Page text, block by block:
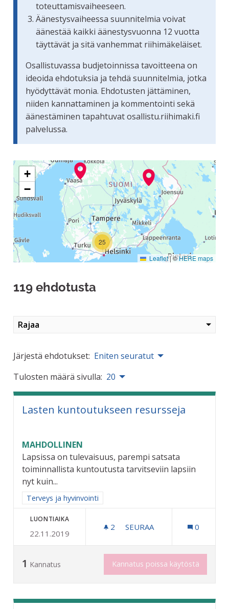
toteuttamisvaiheeseen.
Äänestysvaiheessa suunnitelmia voivat
äänestää kaikki äänestysvuonna 12 vuotta
täyttävät ja sitä vanhemmat riihimäkeläiset.
Osallistuvassa budjetoinnissa tavoitteena on
ideoida ehdotuksia ja tehdä suunnitelmia, jotka
hyödyttävät monia. Ehdotusten jättäminen,
niiden kannattaminen ja kommentointi sekä
äänestäminen tapahtuvat osallistu.riihimaki.fi
palvelussa.
Seuraavassa elementissä on kartta, joka esittää
25
+
−
Leaflet|©HERE maps
119 ehdotusta
Rajaa
Järjestä ehdotukset: Eniten seuratut
Tulosten määrä sivulla: 20
Lasten kuntoutukseen resursseja
MAHDOLLINEN
Lapsissa on tulevaisuus, parempi satsata
toiminnallista kuntoutusta tarvitseviin lapsiin
nyt kuin...
Rajaa tulokset aihepiirin mukaan: Terveys ja hyvinvointi
Terveys ja hyvinvointi
LUONTIAIKA
22.11.2019
2 2 SEURAAJAA
SEURAA 0
1 Kannatus Kannatus poissa käytöstä